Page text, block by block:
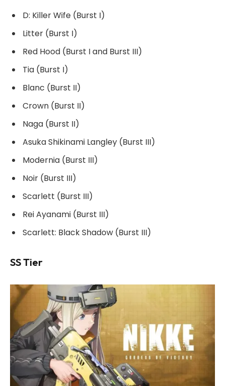
D: Killer Wife (Burst I)
Litter (Burst I)
Red Hood (Burst I and Burst III)
Tia (Burst I)
Blanc (Burst II)
Crown (Burst II)
Naga (Burst II)
Asuka Shikinami Langley (Burst III)
Modernia (Burst III)
Noir (Burst III)
Scarlett (Burst III)
Rei Ayanami (Burst III)
Scarlett: Black Shadow (Burst III)
SS Tier